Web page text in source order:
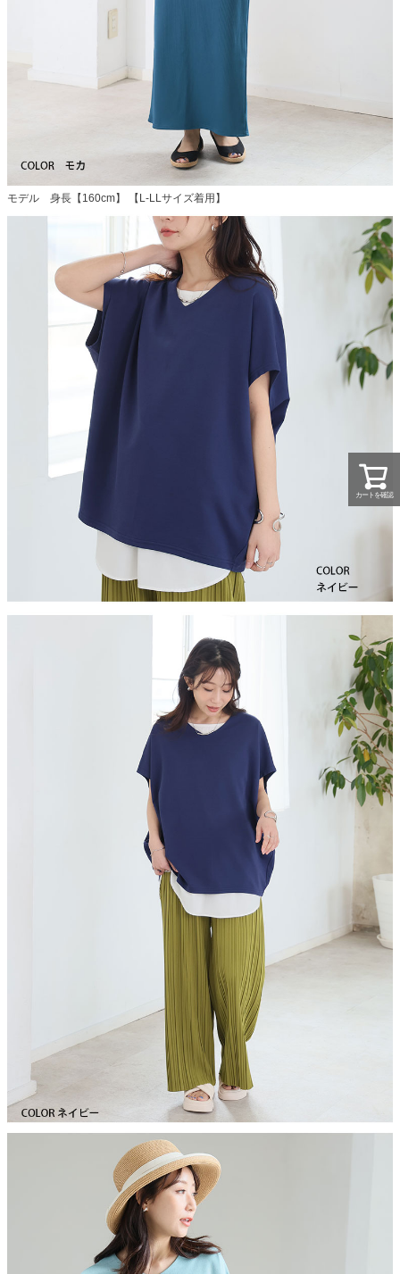
モデル 身長【160cm】 【L-LLサイズ着用】
カートを確認